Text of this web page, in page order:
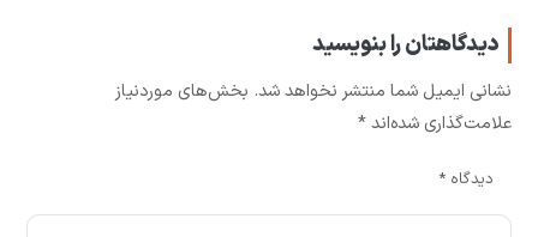
دیدگاهتان را بنویسید
نشانی ایمیل شما منتشر نخواهد شد. بخش‌های موردنیاز
علامت‌گذاری شده‌اند*
دیدگاه*